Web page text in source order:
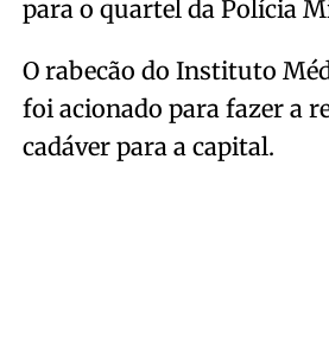
para o quartel da Polícia
O rabecão do Instituto
foi acionado para fazer a
cadáver para a capital.